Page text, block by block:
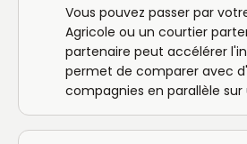
Vous pouvez passer par
Agricole ou un courtier
partenaire peut accélérer
permet de comparer avec
compagnies en parallèle